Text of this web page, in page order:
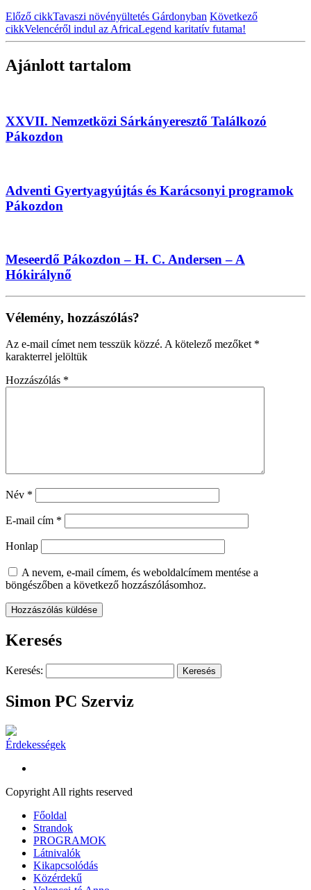
Előző cikkTavaszi növényültetés Gárdonyban Következő
cikkVelencéről indul az AfricaLegend karitatív futama!
Ajánlott tartalom
XXVII. Nemzetközi Sárkányeresztő Találkozó
Pákozdon
Adventi Gyertyagyújtás és Karácsonyi programok
Pákozdon
Meseerdő Pákozdon – H. C. Andersen – A
Hókirálynő
Vélemény, hozzászólás?
Az e-mail címet nem tesszük közzé. A kötelező mezőket *
karakterrel jelöltük
Hozzászólás *
Név *
E-mail cím *
Honlap
A nevem, e-mail címem, és weboldalcímem mentése a
böngészőben a következő hozzászólásomhoz.
Keresés
Keresés:
Simon PC Szerviz
Érdekességek
Copyright All rights reserved
Főoldal
Strandok
PROGRAMOK
Látnivalók
Kikapcsolódás
Közérdekű